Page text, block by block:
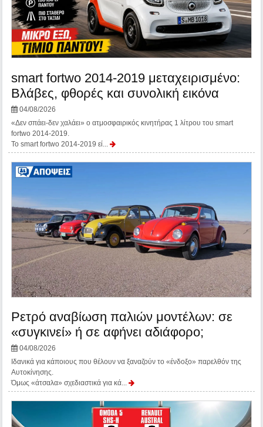
smart fortwo 2014-2019 μεταχειρισμένο:
Βλάβες, φθορές και συνολική εικόνα
04/08/2026
«Δεν σπάει-δεν χαλάει» ο ατμοσφαιρικός κινητήρας 1 λίτρου του smart
fortwo 2014-2019.
Το smart fortwo 2014-2019 εί...
Ρετρό αναβίωση παλιών μοντέλων: σε
«συγκινεί» ή σε αφήνει αδιάφορο;
04/08/2026
Ιδανικά για κάποιους που θέλουν να ξαναζούν το «ένδοξο» παρελθόν της
Αυτοκίνησης.
Όμως «άτσαλα» σχεδιαστικά για κά...